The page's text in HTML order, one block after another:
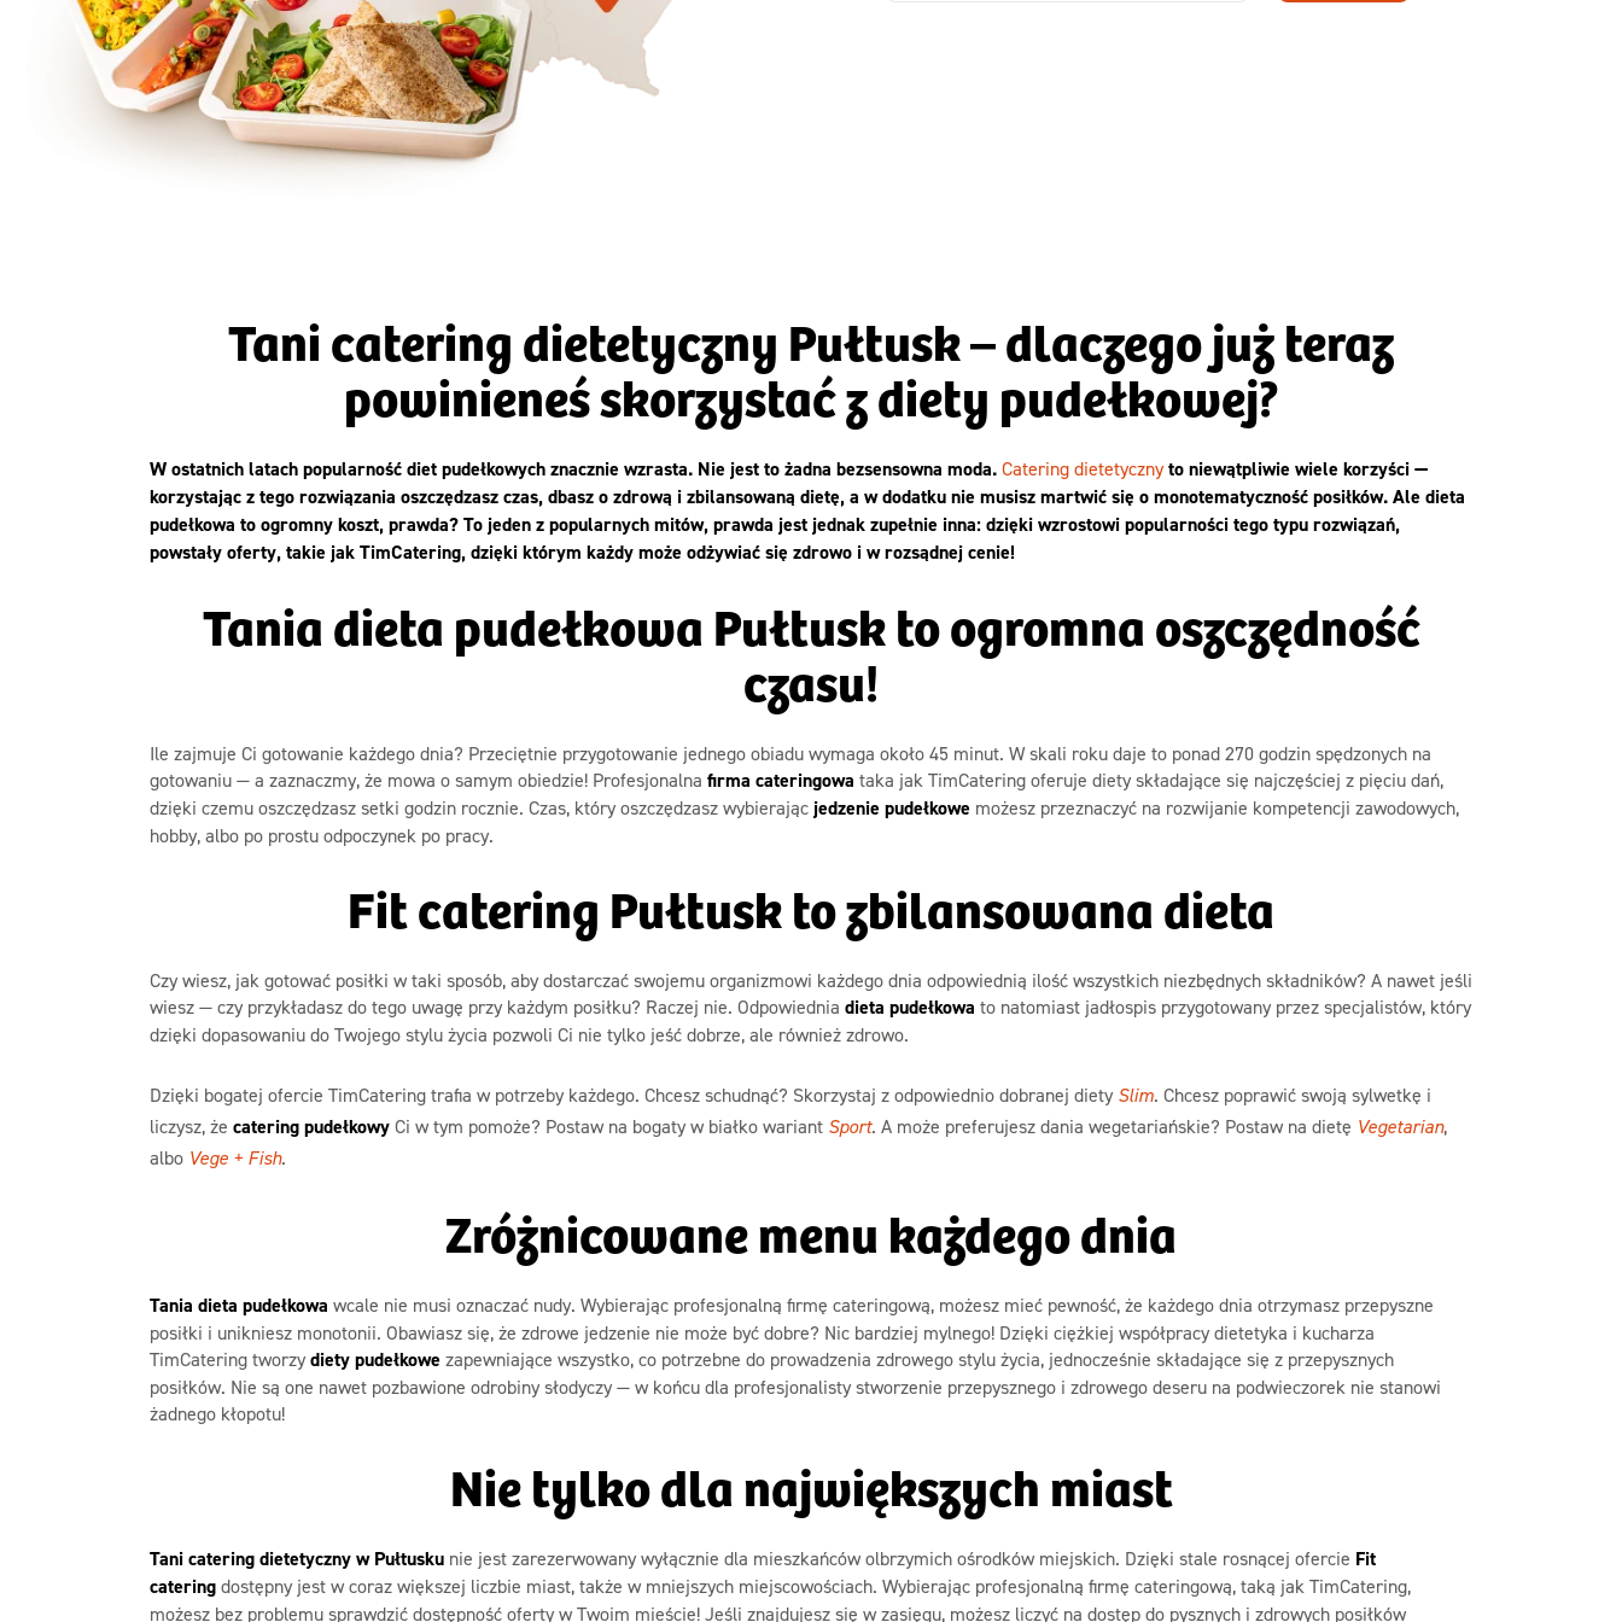
Zamów dietę!
Tani catering dietetyczny Pułtusk – dlaczego już teraz
powinieneś skorzystać z diety pudełkowej?
W ostatnich latach popularność diet pudełkowych znacznie wzrasta. Nie jest to żadna bezsensowna moda. Catering dietetycznyto niewątpliwie wiele korzyści —
korzystając z tego rozwiązania oszczędzasz czas, dbasz o zdrową i zbilansowaną dietę, a w dodatku nie musisz martwić się o monotematyczność posiłków. Ale dieta
pudełkowa to ogromny koszt, prawda? To jeden z popularnych mitów, prawda jest jednak zupełnie inna: dzięki wzrostowi popularności tego typu rozwiązań,
powstały oferty, takie jak TimCatering, dzięki którym każdy może odżywiać się zdrowo i w rozsądnej cenie!
Tania dieta pudełkowa Pułtusk to ogromna oszczędność
czasu!
Ile zajmuje Ci gotowanie każdego dnia? Przeciętnie przygotowanie jednego obiadu wymaga około 45 minut. W skali roku daje to ponad 270 godzin spędzonych na
gotowaniu — a zaznaczmy, że mowa o samym obiedzie! Profesjonalna firma cateringowa taka jak TimCatering oferuje diety składające się najczęściej z pięciu dań,
dzięki czemu oszczędzasz setki godzin rocznie. Czas, który oszczędzasz wybierając jedzenie pudełkowe możesz przeznaczyć na rozwijanie kompetencji zawodowych,
hobby, albo po prostu odpoczynek po pracy.
Fit catering Pułtusk to zbilansowana dieta
Czy wiesz, jak gotować posiłki w taki sposób, aby dostarczać swojemu organizmowi każdego dnia odpowiednią ilość wszystkich niezbędnych składników? A nawet jeśli
wiesz — czy przykładasz do tego uwagę przy każdym posiłku? Raczej nie. Odpowiednia dieta pudełkowa to natomiast jadłospis przygotowany przez specjalistów, który
dzięki dopasowaniu do Twojego stylu życia pozwoli Ci nie tylko jeść dobrze, ale również zdrowo.
Dzięki bogatej ofercie TimCatering trafia w potrzeby każdego. Chcesz schudnąć? Skorzystaj z odpowiednio dobranej diety Slim. Chcesz poprawić swoją sylwetkę i
liczysz, że catering pudełkowy Ci w tym pomoże? Postaw na bogaty w białko wariant Sport. A może preferujesz dania wegetariańskie? Postaw na dietę Vegetarian,
albo Vege + Fish.
Zróżnicowane menu każdego dnia
Tania dieta pudełkowa wcale nie musi oznaczać nudy. Wybierając profesjonalną firmę cateringową, możesz mieć pewność, że każdego dnia otrzymasz przepyszne
posiłki i unikniesz monotonii. Obawiasz się, że zdrowe jedzenie nie może być dobre? Nic bardziej mylnego! Dzięki ciężkiej współpracy dietetyka i kucharza
TimCatering tworzy diety pudełkowe zapewniające wszystko, co potrzebne do prowadzenia zdrowego stylu życia, jednocześnie składające się z przepysznych
posiłków. Nie są one nawet pozbawione odrobiny słodyczy — w końcu dla profesjonalisty stworzenie przepysznego i zdrowego deseru na podwieczorek nie stanowi
żadnego kłopotu!
Nie tylko dla największych miast
Tani catering dietetyczny w Pułtusku nie jest zarezerwowany wyłącznie dla mieszkańców olbrzymich ośrodków miejskich. Dzięki stale rosnącej ofercie Fit
catering dostępny jest w coraz większej liczbie miast, także w mniejszych miejscowościach. Wybierając profesjonalną firmę cateringową, taką jak TimCatering,
możesz bez problemu sprawdzić dostępność oferty w Twoim mieście! Jeśli znajdujesz się w zasięgu, możesz liczyć na dostęp do pysznych i zdrowych posiłków